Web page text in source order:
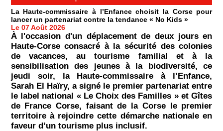
La Haute-commissaire à l’Enfance choisit la Corse pour
lancer un partenariat contre la tendance « No Kids »
Le 07 Août 2026
À l'occasion d'un déplacement de deux jours en
Haute-Corse consacré à la sécurité des colonies
de vacances, au tourisme familial et à la
sensibilisation des jeunes à la biodiversité, ce
jeudi soir, la Haute-commissaire à l’Enfance,
Sarah El Haïry, a signé le premier partenariat entre
le label national « Le Choix des Familles » et Gîtes
de France Corse, faisant de la Corse le premier
territoire à rejoindre cette démarche nationale en
faveur d’un tourisme plus inclusif.